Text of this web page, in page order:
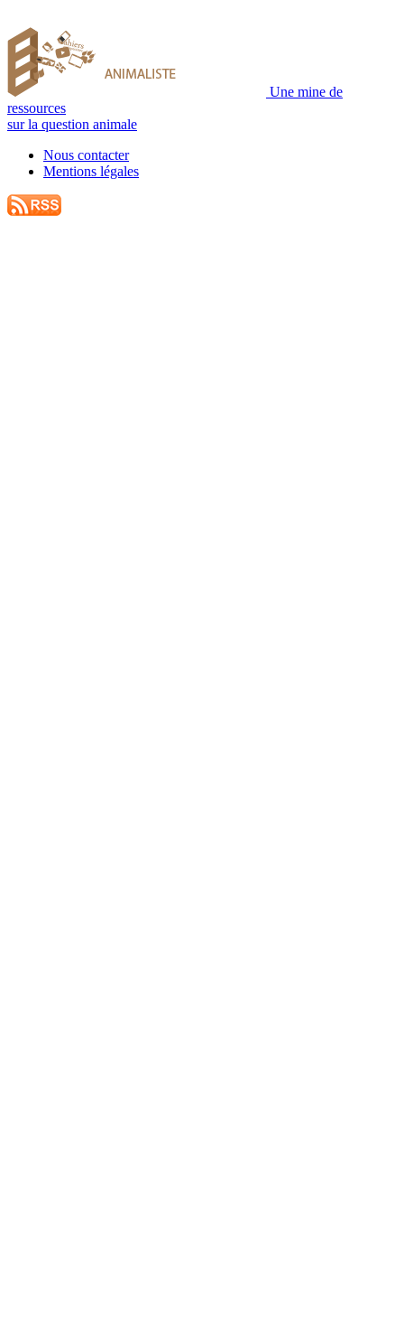
Une mine de
ressources
sur la question animale
Nous contacter
Mentions légales